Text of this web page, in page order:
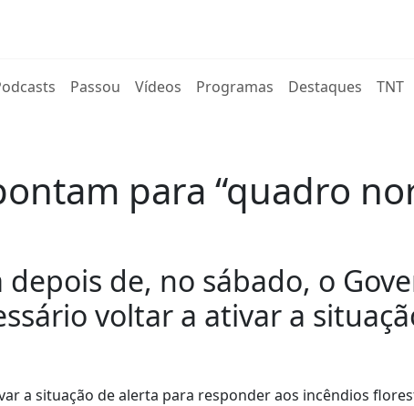
Passou Vídeos Programas Destaques TNT
para “quadro
de, no sábado, o
voltar a ativar a
a situação de alerta para responder aos incêndios